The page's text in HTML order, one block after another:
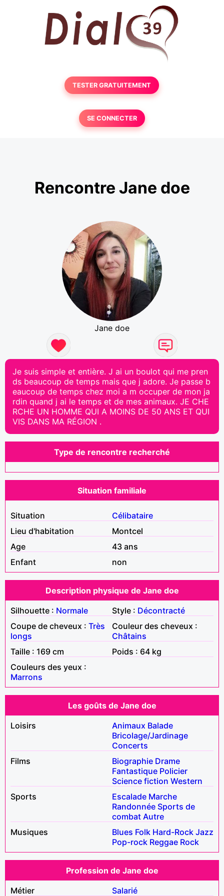
TESTER GRATUITEMENT
SE CONNECTER
Rencontre Jane doe
Jane doe
Je suis simple et entière. J ai un boulot qui me pren
ds beaucoup de temps mais que j adore. Je passe b
eaucoup de temps chez moi a m occuper de mon ja
rdin quand j ai le temps et de mes animaux. JE CHE
RCHE UN HOMME QUI A MOINS DE 50 ANS ET QUI
VIS DANS MA RÉGION .
Type de rencontre recherché
Situation familiale
Situation
Célibataire
Lieu d'habitation
Montcel
Age
43 ans
Enfant
non
Description physique de Jane doe
Silhouette : Normale Style : Décontracté
Coupe de cheveux : Très
longs
Couleur des cheveux :
Châtains
Taille : 169 cm
Poids : 64 kg
Couleurs des yeux :
Marrons
Les goûts de Jane doe
Loisirs
Animaux Balade
Bricolage/Jardinage
Concerts
Films
Biographie Drame
Fantastique Policier
Science fiction Western
Sports
Escalade Marche
Randonnée Sports de
combat Autre
Musiques
Blues Folk Hard-Rock Jazz
Pop-rock Reggae Rock
Profession de Jane doe
Métier
Salarié